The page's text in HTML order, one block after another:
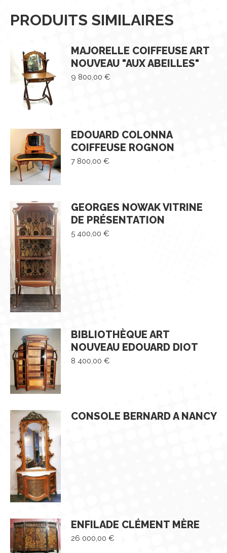
PRODUITS SIMILAIRES
MAJORELLE COIFFEUSE ART
NOUVEAU "AUX ABEILLES"
9 800,00 €
EDOUARD COLONNA
COIFFEUSE ROGNON
7 800,00 €
GEORGES NOWAK VITRINE
DE PRÉSENTATION
5 400,00 €
BIBLIOTHÈQUE ART
NOUVEAU EDOUARD DIOT
8 400,00 €
CONSOLE BERNARD A NANCY
ENFILADE CLÉMENT MÈRE
26 000,00 €